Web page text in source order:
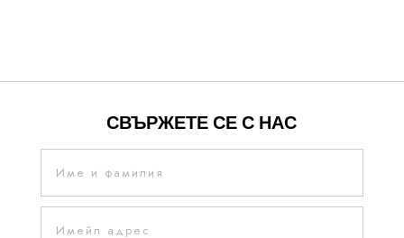
СВЪРЖЕТЕ СЕ С НАС